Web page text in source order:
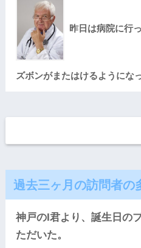
昨日は病院に行
ズボンがまたはけるようになっ
過去三ヶ月の訪問者の
神戸のI君より、誕生日の
ただいた。